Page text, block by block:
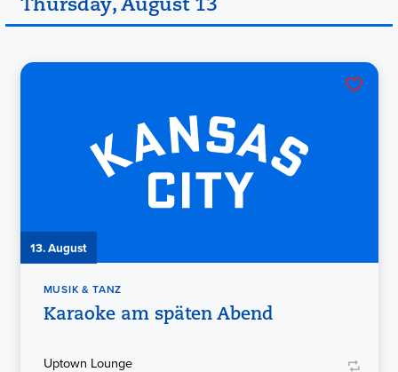
Thursday, August 13
13. August
MUSIK & TANZ
Karaoke am späten Abend
Uptown Lounge